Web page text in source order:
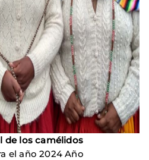
de los camélidos
el año 2024 Año